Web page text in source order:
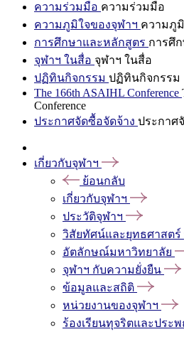
ความร่วมมือ ความร่วมมือ
ความภูมิใจของจุฬาฯ ความภู
การศึกษาและหลักสูตร การศึ
จุฬาฯ ในสื่อ จุฬาฯ ในสื่อ
ปฏิทินกิจกรรม ปฏิทินกิจกรรม
The 166th ASAIHL Conference
Conference
ประกาศจัดซื้อจัดจ้าง ประกาศ
เกี่ยวกับจุฬาฯ
ย้อนกลับ
เกี่ยวกับจุฬาฯ
ประวัติจุฬาฯ
วิสัยทัศน์และยุทธศาสตร์
อัตลักษณ์มหาวิทยาลัย
จุฬาฯ กับความยั่งยืน
ข้อมูลและสถิติ
หน่วยงานของจุฬาฯ
ร้องเรียนทุจริตและประ